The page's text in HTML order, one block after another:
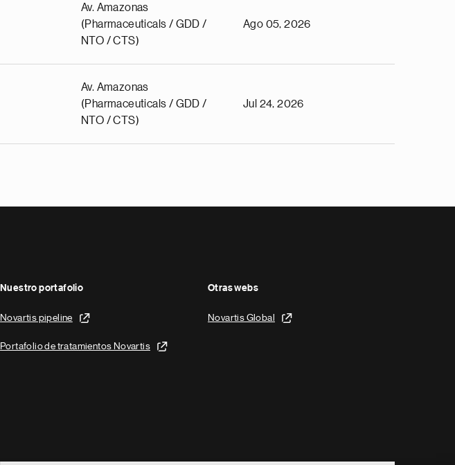
Av. Amazonas
(Pharmaceuticals / GDD /
NTO / CTS)
Ago 05, 2026
Av. Amazonas
(Pharmaceuticals / GDD /
NTO / CTS)
Jul 24, 2026
Nuestro portafolio
Novartis pipeline
Portafolio de tratamientos Novartis
Otras webs
Novartis Global